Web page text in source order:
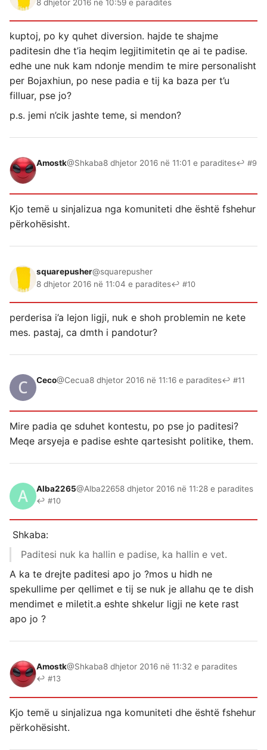
8 dhjetor 2016 në 10:59 e paradites
kuptoj, po ky quhet diversion. hajde te shajme
paditesin dhe t’ia heqim legjitimitetin qe ai te padise.
edhe une nuk kam ndonje mendim te mire personalisht
per Bojaxhiun, po nese padia e tij ka baza per t’u
filluar, pse jo?
p.s. jemi n’cik jashte teme, si mendon?
Amostk@Shkaba8 dhjetor 2016 në 11:01 e paradites↩ #9
Kjo temë u sinjalizua nga komuniteti dhe është fshehur
përkohësisht.
squarepusher@squarepusher
8 dhjetor 2016 në 11:04 e paradites↩ #10
perderisa i’a lejon ligji, nuk e shoh problemin ne kete
mes. pastaj, ca dmth i pandotur?
Ceco@Cecua8 dhjetor 2016 në 11:16 e paradites↩ #11
Mire padia qe sduhet kontestu, po pse jo paditesi?
Meqe arsyeja e padise eshte qartesisht politike, them.
Alba2265@Alba22658 dhjetor 2016 në 11:28 e paradites
↩ #10
Shkaba:
Paditesi nuk ka hallin e padise, ka hallin e vet.
A ka te drejte paditesi apo jo ?mos u hidh ne
spekullime per qellimet e tij se nuk je allahu qe te dish
mendimet e miletit.a eshte shkelur ligji ne kete rast
apo jo ?
Amostk@Shkaba8 dhjetor 2016 në 11:32 e paradites
↩ #13
Kjo temë u sinjalizua nga komuniteti dhe është fshehur
përkohësisht.